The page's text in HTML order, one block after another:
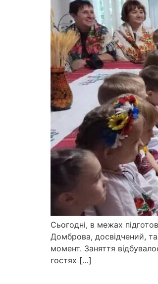
Сьогодні, в межах
Домброва, досвідчений,
момент. Заняття
гостях […]